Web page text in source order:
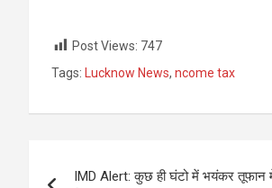
Post Views: 747
Tags: Lucknow News, ncome tax
IMD Alert: कुछ ही घंटो में भयंकर तूफान में